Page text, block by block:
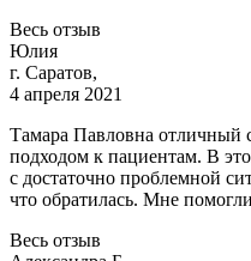
Весь отзыв
Юлия
г. Саратов,
4 апреля 2021
Тамара Павловна отличный
подходом к пациентам. В
с достаточно проблемной
что обратилась. Мне
Весь отзыв